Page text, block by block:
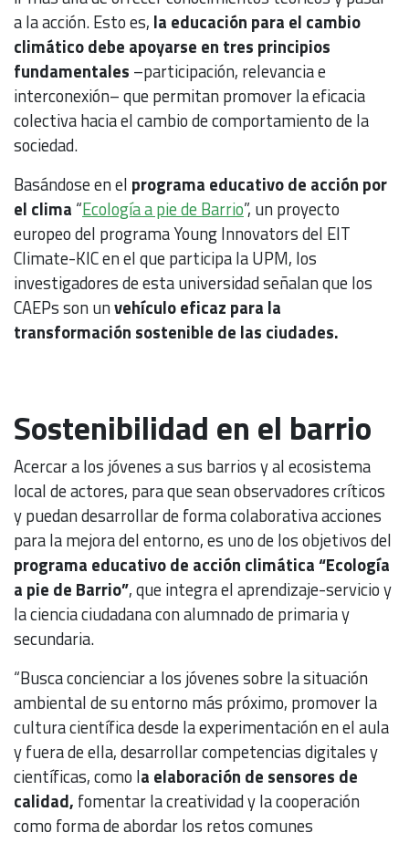
a la acción. Esto es, la educación para el cambio
climático debe apoyarse en tres principios
fundamentales –participación, relevancia e
interconexión– que permitan promover la eficacia
colectiva hacia el cambio de comportamiento de la
sociedad.
Basándose en el programa educativo de acción por
el clima “Ecología a pie de Barrio”, un proyecto
europeo del programa Young Innovators del EIT
Climate-KIC en el que participa la UPM, los
investigadores de esta universidad señalan que los
CAEPs son unvehículo eficaz para la
transformación sostenible de las ciudades.
Sostenibilidad en el barrio
Acercar a los jóvenes a sus barrios y al ecosistema
local de actores, para que sean observadores críticos
y puedan desarrollar de forma colaborativa acciones
para la mejora del entorno, es uno de los objetivos del
programa educativo de acción climática “Ecología
a pie de Barrio”, que integra el aprendizaje-servicio y
la ciencia ciudadana con alumnado de primaria y
secundaria.
“Busca concienciar a los jóvenes sobre la situación
ambiental de su entorno más próximo, promover la
cultura científica desde la experimentación en el aula
y fuera de ella, desarrollar competencias digitales y
científicas, como la elaboración de sensores de
calidad, fomentar la creatividad y la cooperación
como forma de abordar los retos comunes